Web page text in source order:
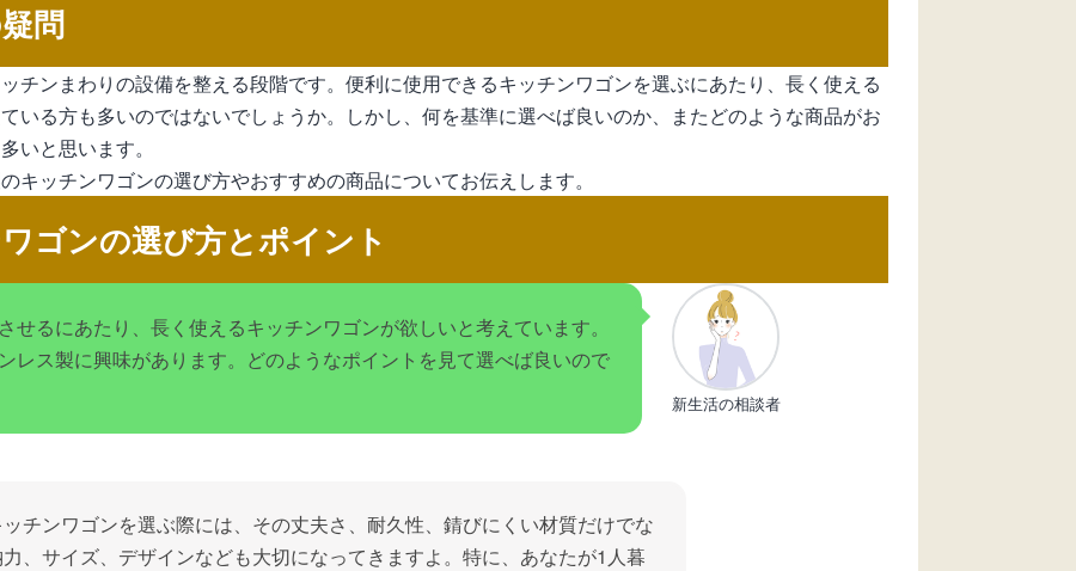
問
チンまわりの設備を整える段階です。便利に使用できるキッチンワゴンを選ぶにあたり、長く使える
いる方も多いのではないでしょうか。しかし、何を基準に選べば良いのか、またどのような商品がお
いと思います。
キッチンワゴンの選び方やおすすめの商品についてお伝えします。
ゴンの選び方とポイント
せるにあたり、長く使えるキッチンワゴンが欲しいと考えています。
レス製に興味があります。どのようなポイントを見て選べば良いので
新生活の相談者
チンワゴンを選ぶ際には、その丈夫さ、耐久性、錆びにくい材質だけでな
、サイズ、デザインなども大切になってきますよ。特に、あなたが1人暮